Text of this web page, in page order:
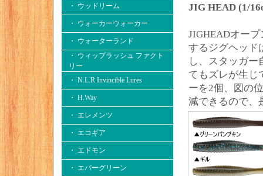
・ ウッドリーム
・ ウォーカーウォーカー
・ ウォーターランド
・ ウィップラッシュ ファクト
リー
・ N.L.R Invincible Lures
・ H.Way
・ エレメンツ
・ エコギア
・ エドモン
・ エバーグリーン
JIG HEAD (1/
JIGHEADオー
するジグヘッド
し、スタッガ
てもズレが生じ
ーを2個、図の
減できるので、